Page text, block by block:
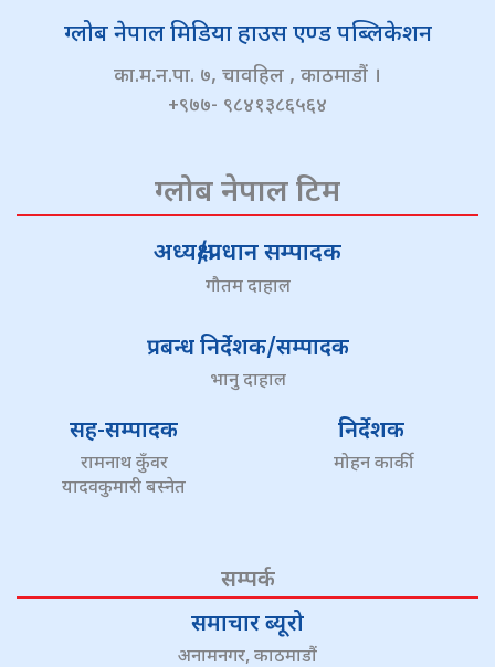
ग्लोब नेपाल मिडिया हाउस एण्ड पब्लिकेशन
का.म.न.पा. ७, चावहिल , काठमाडौं ।
+९७७- ९८४१३८६५६४
ग्लोब नेपाल टिम
अध्यक्ष/प्रधान सम्पादक
गौतम दाहाल
प्रबन्ध निर्देशक/सम्पादक
भानु दाहाल
सह-सम्पादक
रामनाथ कुँवर
यादवकुमारी बस्नेत
निर्देशक
मोहन कार्की
सम्पर्क
समाचार ब्यूरो
अनामनगर, काठमाडौं